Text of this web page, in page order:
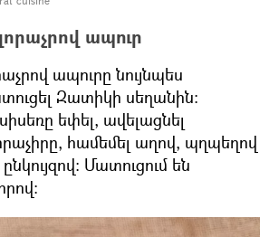
ապուր
ապուրը նույնպես
Զատիկի սեղանին։
եփել, ավելացնել
համեմել աղով, պղպեղով
Մատուցում են